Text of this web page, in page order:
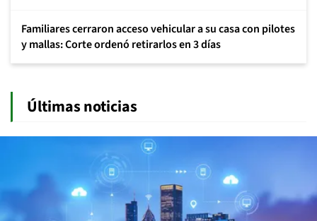
Familiares cerraron acceso vehicular a su casa con pilotes
y mallas: Corte ordenó retirarlos en 3 días
Últimas noticias